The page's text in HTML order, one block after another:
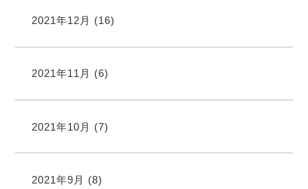
2021年12月 (16)
2021年11月 (6)
2021年10月 (7)
2021年9月 (8)